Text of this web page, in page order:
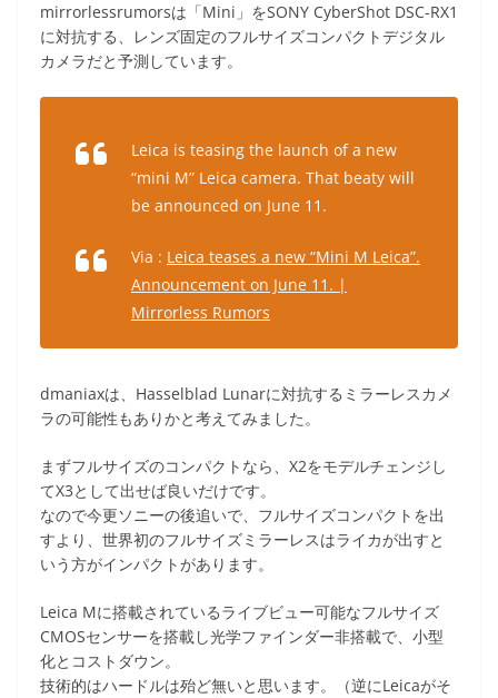
mirrorlessrumorsは「Mini」をSONY CyberShot DSC-RX1
に対抗する、レンズ固定のフルサイズコンパクトデジタル
カメラだと予測しています。
Leica is teasing the launch of a new
“mini M” Leica camera. That beaty will
be announced on June 11.
Via : Leica teases a new “Mini M Leica”.
Announcement on June 11. |
Mirrorless Rumors
dmaniaxは、Hasselblad Lunarに対抗するミラーレスカメ
ラの可能性もありかと考えてみました。
まずフルサイズのコンパクトなら、X2をモデルチェンジし
てX3として出せば良いだけです。
なので今更ソニーの後追いで、フルサイズコンパクトを出
すより、世界初のフルサイズミラーレスはライカが出すと
いう方がインパクトがあります。
Leica Mに搭載されているライブビュー可能なフルサイズ
CMOSセンサーを搭載し光学ファインダー非搭載で、小型
化とコストダウン。
技術的はハードルは殆ど無いと思います。（逆にLeicaがそ